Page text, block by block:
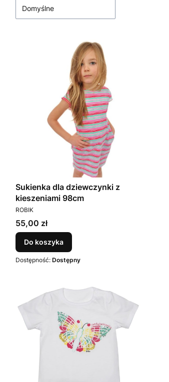
Domyślne
Sukienka dla dziewczynki z
kieszeniami 98cm
PRODUCENT
ROBIK
Cena
55,00 zł
Do koszyka
Dostępność: Dostępny